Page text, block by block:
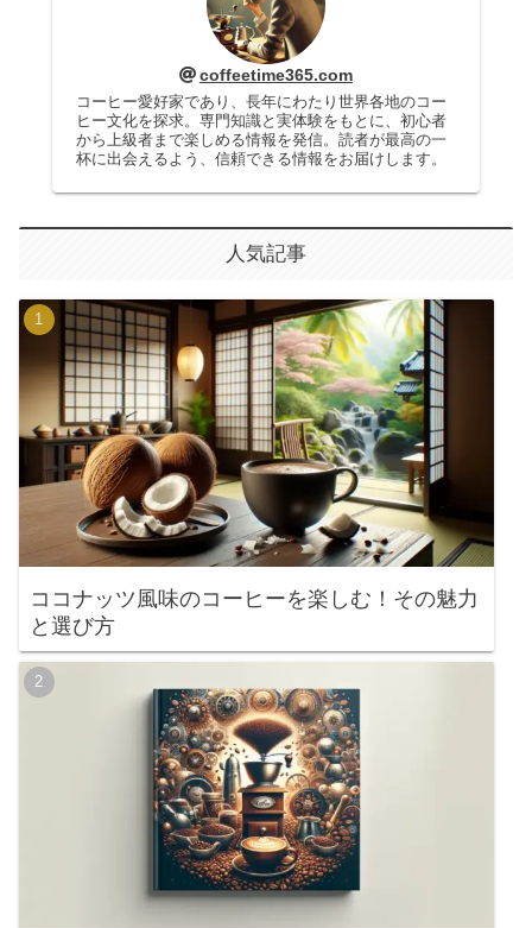
coffeetime365.com
コーヒー愛好家であり、長年にわたり世界各地のコー
ヒー文化を探求。専門知識と実体験をもとに、初心者
から上級者まで楽しめる情報を発信。読者が最高の一
杯に出会えるよう、信頼できる情報をお届けします。
人気記事
ココナッツ風味のコーヒーを楽しむ！その魅力
と選び方